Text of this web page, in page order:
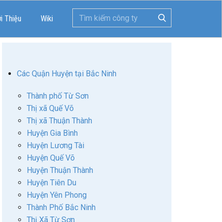
Thiệu Wiki
Các Quận Huyện tại Bắc Ninh
Thành phố Từ Sơn
Thị xã Quế Võ
Thị xã Thuận Thành
Huyện Gia Bình
Huyện Lương Tài
Huyện Quế Võ
Huyện Thuận Thành
Huyện Tiên Du
Huyện Yên Phong
Thành Phố Bắc Ninh
Thị Xã Từ Sơn